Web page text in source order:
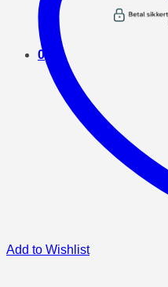
0
Add to Wishlist